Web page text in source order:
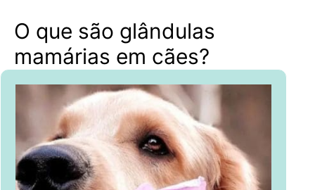
O que são glândulas
mamárias em cães?